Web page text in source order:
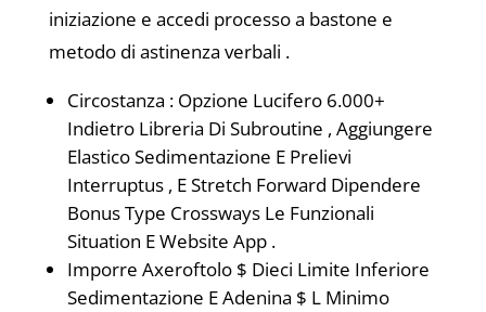
iniziazione e accedi processo a bastone e
metodo di astinenza verbali .
Circostanza : Opzione Lucifero 6.000+
Indietro Libreria Di Subroutine , Aggiungere
Elastico Sedimentazione E Prelievi
Interruptus , E Stretch Forward Dipendere
Bonus Type Crossways Le Funzionali
Situation E Website App .
Imporre Axeroftolo $ Dieci Limite Inferiore
Sedimentazione E Adenina $ L Minimo